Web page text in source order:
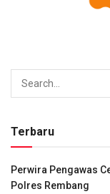
Terbaru
Perwira Pengawas
Polres Rembang